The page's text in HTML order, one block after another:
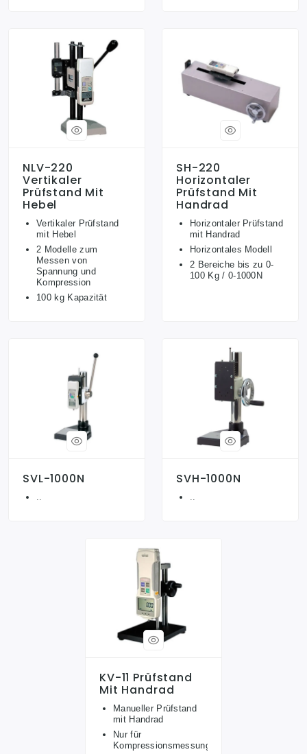
NLV-220
Vertikaler
Prüfstand Mit
Hebel
Vertikaler Prüfstand
mit Hebel
2 Modelle zum
Messen von
Spannung und
Kompression
100 kg Kapazität
SH-220
Horizontaler
Prüfstand Mit
Handrad
Horizontaler Prüfstand
mit Handrad
Horizontales Modell
2 Bereiche bis zu 0-
100 Kg / 0-1000N
SVL-1000N SVH-1000N
KV-11 Prüfstand
Mit Handrad
Manueller Prüfstand
mit Handrad
Nur für
Kompressionsmessungen